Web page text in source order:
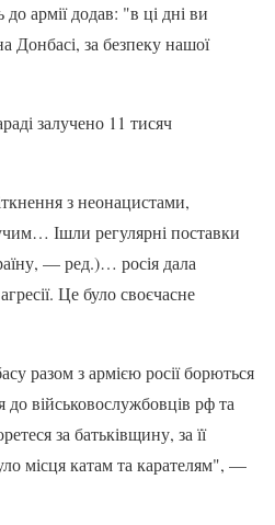
армії додав: "в ці дні ви
Донбасі, за безпеку нашої
залучено 11 тисяч
з неонацистами,
Ішли регулярні поставки
— ред.)… росія дала
Це було своєчасне
разом з армією росії борються
військовослужбовців рф та
за батьківщину, за її
місця катам та карателям", —